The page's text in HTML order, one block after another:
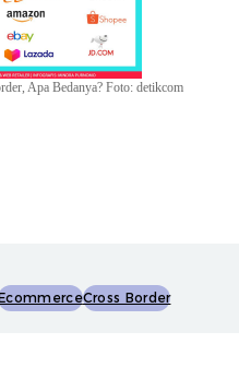
Apa Bedanya? Foto: detikcom
Cross Border